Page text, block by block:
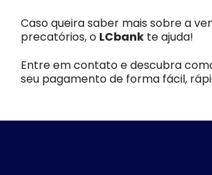
Caso queira saber mais sobre a
precatórios, o LCbank te ajuda!
Entre em contato e descubra
seu pagamento de forma fácil,